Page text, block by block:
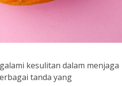
kesulitan dalam menjaga
tanda yang